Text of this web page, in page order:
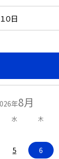
０日
年8月
水 木
5 6